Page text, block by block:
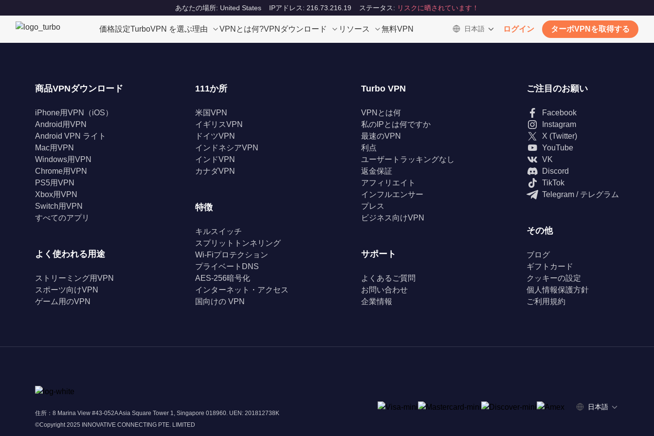
あなたの場所: United States IPアドレス: 216.73.216.19 ステータス: リスクに晒されています！
価格設定TurboVPN を選ぶ理由 VPNとは何?VPNダウンロード リソース 無料VPN 日本語 ログイン ターボVPNを取得する
商品VPNダウンロード
iPhone用VPN（iOS）
Android用VPN
Android VPN ライト
Mac用VPN
Windows用VPN
Chrome用VPN
PS5用VPN
Xbox用VPN
Switch用VPN
すべてのアプリ
よく使われる用途
ストリーミング用VPN
スポーツ向けVPN
ゲーム用のVPN
111か所
米国VPN
イギリスVPN
ドイツVPN
インドネシアVPN
インドVPN
カナダVPN
特徴
キルスイッチ
スプリットトンネリング
Wi-Fiプロテクション
プライベートDNS
AES-256暗号化
インターネット・アクセス
国向けの VPN
Turbo VPN
VPNとは何
私のIPとは何ですか
最速のVPN
利点
ユーザートラッキングなし
返金保証
アフィリエイト
インフルエンサー
プレス
ビジネス向けVPN
サポート
よくあるご質問
お問い合わせ
企業情報
ご注目のお願い
Facebook
Instagram
X (Twitter)
YouTube
VK
Discord
TikTok
Telegram / テレグラム
その他
ブログ
ギフトカード
クッキーの設定
個人情報保護方針
ご利用規約
住所：8 Marina View #43-052A Asia Square Tower 1, Singapore 018960. UEN: 201812738K
©Copyright 2025 INNOVATIVE CONNECTING PTE. LIMITED
日本語